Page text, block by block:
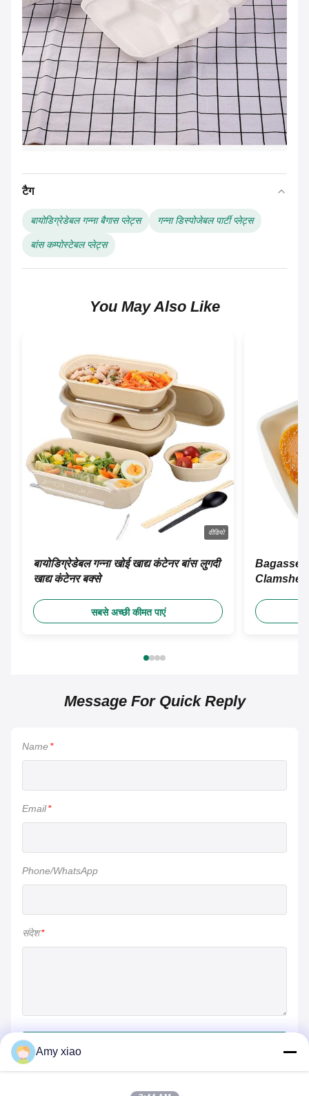
टैग
बायोडिग्रेडेबल गन्ना बैगास प्लेट्स गन्ना डिस्पोजेबल पार्टी प्लेट्स
बांस कम्पोस्टेबल प्लेट्स
You May Also Like
वीडियो
बायोडिग्रेडेबल गन्ना खोई खाद्य कंटेनर बांस लुगदी
खाद्य कंटेनर बक्से
सबसे अच्छी कीमत पाएं
Bagasse
Message For Quick Reply
Name*
Email*
Phone/WhatsApp
संदेश*
Amy xiao